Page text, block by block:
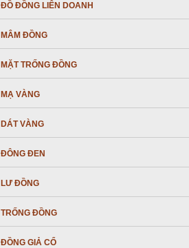
ĐỒ ĐỒNG LIÊN DOANH
MÂM ĐỒNG
MẶT TRỐNG ĐỒNG
MẠ VÀNG
DÁT VÀNG
ĐÔNG ĐEN
LƯ ĐỒNG
TRỐNG ĐỒNG
ĐỒNG GIẢ CỔ